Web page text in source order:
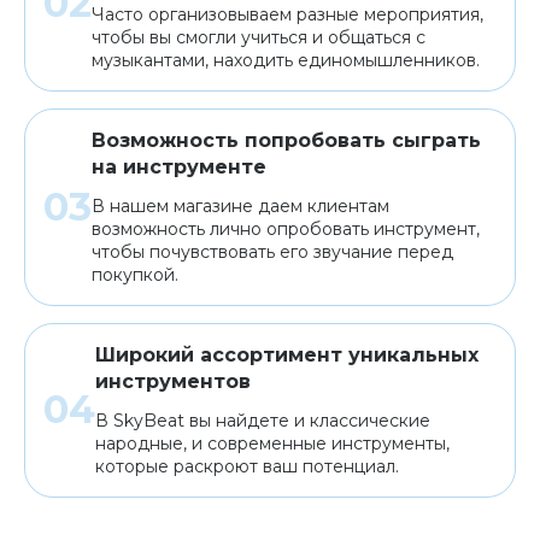
Часто организовываем разные мероприятия,
чтобы вы смогли учиться и общаться с
музыкантами, находить единомышленников.
Возможность попробовать сыграть
на инструменте
В нашем магазине даем клиентам
возможность лично опробовать инструмент,
чтобы почувствовать его звучание перед
покупкой.
Широкий ассортимент уникальных
инструментов
В SkyBeat вы найдете и классические
народные, и современные инструменты,
которые раскроют ваш потенциал.